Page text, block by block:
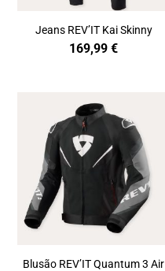
Jeans REV’IT Kai Skinny
169,99€
Blusão REV’IT Quantum 3 Air